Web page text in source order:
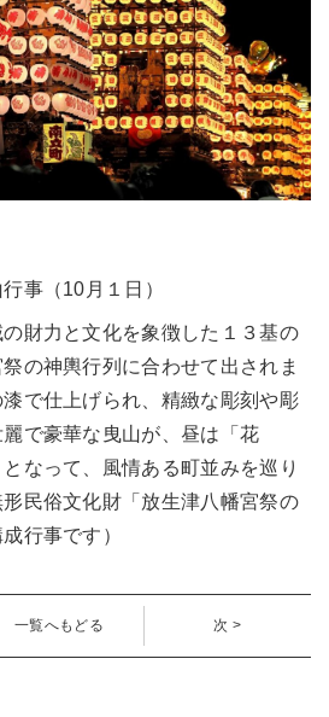
事（10月１日）
財力と文化を象徴した１３基の
の神輿行列に合わせて出されま
で仕上げられ、精緻な彫刻や彫
で豪華な曳山が、昼は「花
なって、風情ある町並みを巡り
民俗文化財「放生津八幡宮祭の
行事です）
一覧へもどる 次 >